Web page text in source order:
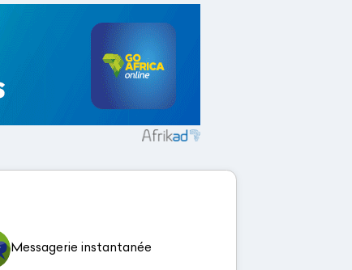
Messagerie instantanée